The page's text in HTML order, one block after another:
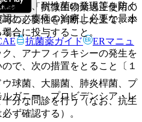
ては、耐性菌の発現等を防ぐ
し、疾病の治療上必要な最小
。
、アナフィラキシーの発生を
で、次の措置をとること〔１
分な問診を行う（なお、抗生
ず確認する）。
炎〉「抗微生物薬適正使用の
の必要性を判断した上で、本
合に投与すること。
球菌、大腸菌、肺炎桿菌、プ
ガニー、プロビデンシア・レ
抗菌薬ガイド
ERマニュ